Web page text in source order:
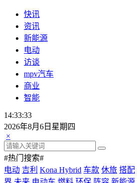
快讯
资讯
新能源
电动
访谈
mpv汽车
商业
智能
14:33:35
2026年8月6日星期四
×
#热门搜索#
电动 吉利 Kona Hybrid 车款 休旅 搭配